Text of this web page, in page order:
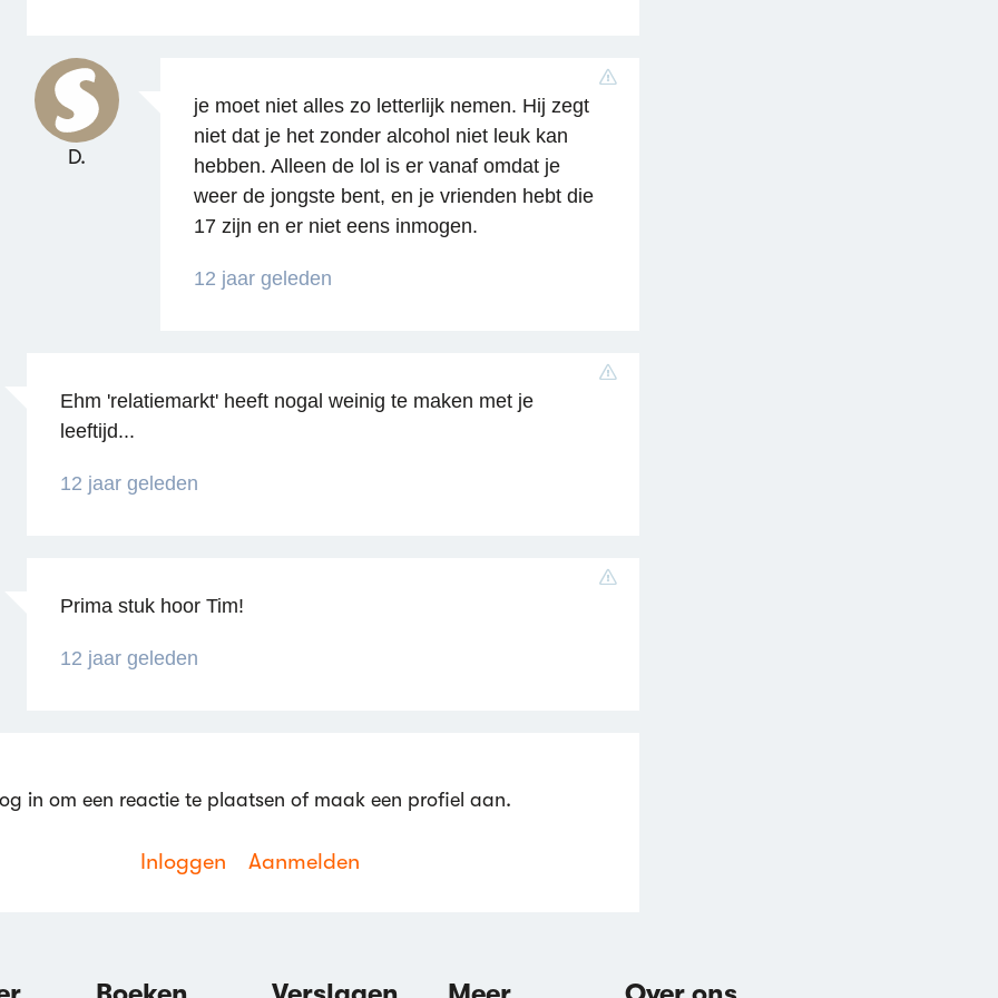
D.
je moet niet alles zo letterlijk nemen. Hij zegt
niet dat je het zonder alcohol niet leuk kan
hebben. Alleen de lol is er vanaf omdat je
weer de jongste bent, en je vrienden hebt die
17 zijn en er niet eens inmogen.
12 jaar geleden
Ehm 'relatiemarkt' heeft nogal weinig te maken met je
leeftijd...
12 jaar geleden
Reageren
Prima stuk hoor Tim!
12 jaar geleden
in om een reactie te plaatsen of maak een profiel aan.
Inloggen Aanmelden